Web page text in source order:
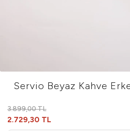
Servio Beyaz Kahve
3.899,00 TL
2.729,30 TL